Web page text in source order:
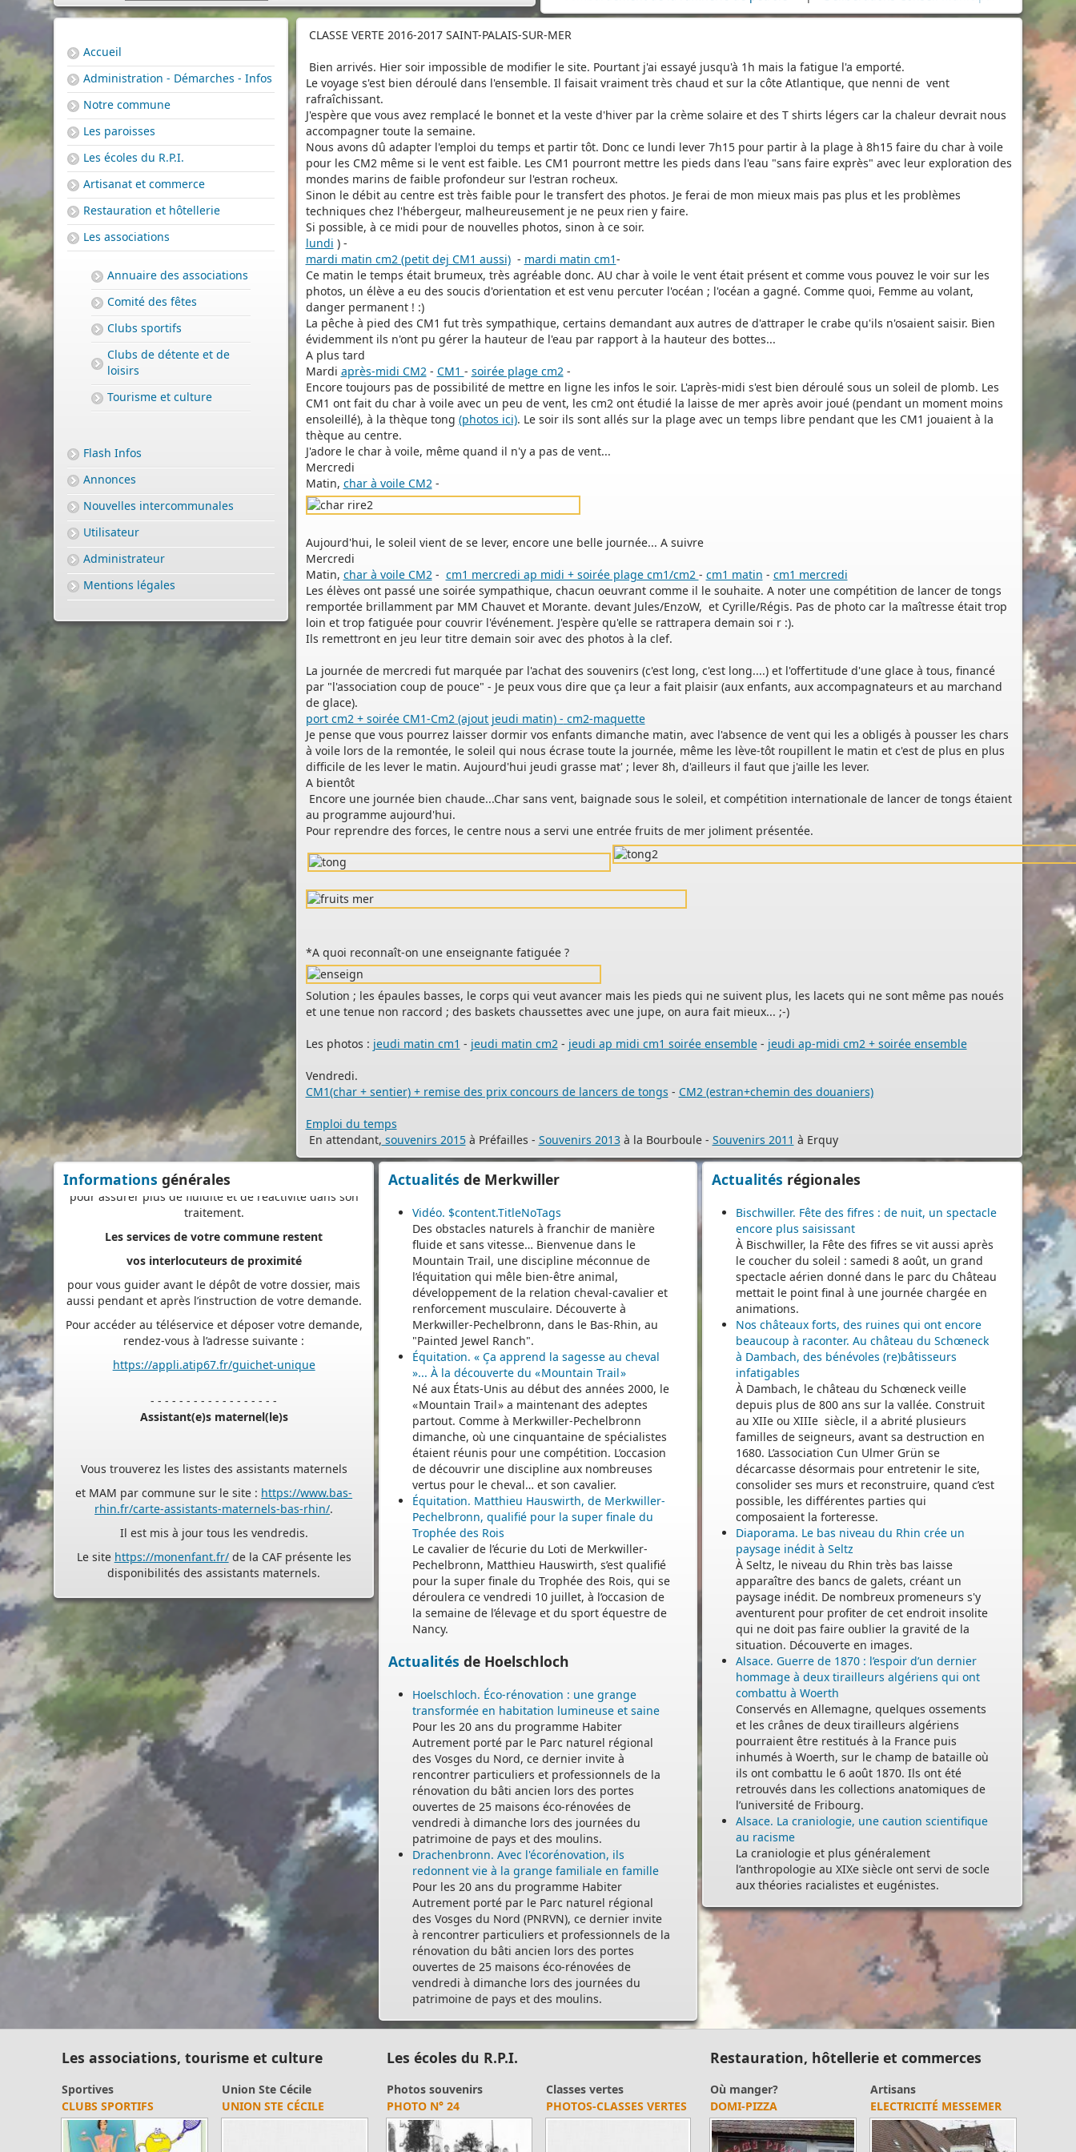
Accueil
Administration - Démarches - Infos
Notre commune
Les paroisses
Les écoles du R.P.I.
Artisanat et commerce
Restauration et hôtellerie
Les associations
Annuaire des associations
Comité des fêtes
Clubs sportifs
Clubs de détente et de
loisirs
Tourisme et culture
Flash Infos
Annonces
Nouvelles intercommunales
Utilisateur
Administrateur
Mentions légales
CLASSE VERTE 2016-2017 SAINT-PALAIS-SUR-MER
Bien arrivés. Hier soir impossible de modifier le site. Pourtant j'ai essayé jusqu'à 1h mais la fatigue l'a emporté.
Le voyage s'est bien déroulé dans l'ensemble. Il faisait vraiment très chaud et sur la côte Atlantique, que nenni de vent
rafraîchissant.
J'espère que vous avez remplacé le bonnet et la veste d'hiver par la crème solaire et des T shirts légers car la chaleur devrait nous
accompagner toute la semaine.
Nous avons dû adapter l'emploi du temps et partir tôt. Donc ce lundi lever 7h15 pour partir à la plage à 8h15 faire du char à voile
pour les CM2 même si le vent est faible. Les CM1 pourront mettre les pieds dans l'eau "sans faire exprès" avec leur exploration des
mondes marins de faible profondeur sur l'estran rocheux.
Sinon le débit au centre est très faible pour le transfert des photos. Je ferai de mon mieux mais pas plus et les problèmes
techniques chez l'hébergeur, malheureusement je ne peux rien y faire.
Si possible, à ce midi pour de nouvelles photos, sinon à ce soir.
lundi ) -
mardi matin cm2 (petit dej CM1 aussi)- mardi matin cm1-
Ce matin le temps était brumeux, très agréable donc. AU char à voile le vent était présent et comme vous pouvez le voir sur les
photos, un élève a eu des soucis d'orientation et est venu percuter l'océan ; l'océan a gagné. Comme quoi, Femme au volant,
danger permanent ! :)
La pêche à pied des CM1 fut très sympathique, certains demandant aux autres de d'attraper le crabe qu'ils n'osaient saisir. Bien
évidemment ils n'ont pu gérer la hauteur de l'eau par rapport à la hauteur des bottes...
A plus tard
Mardi après-midi CM2- CM1 - soirée plage cm2-
Encore toujours pas de possibilité de mettre en ligne les infos le soir. L'après-midi s'est bien déroulé sous un soleil de plomb. Les
CM1 ont fait du char à voile avec un peu de vent, les cm2 ont étudié la laisse de mer après avoir joué (pendant un moment moins
ensoleillé), à la thèque tong (photos ici). Le soir ils sont allés sur la plage avec un temps libre pendant que les CM1 jouaient à la
thèque au centre.
J'adore le char à voile, même quand il n'y a pas de vent...
Mercredi
Matin, char à voile CM2-
Aujourd'hui, le soleil vient de se lever, encore une belle journée... A suivre
Mercredi
Matin, char à voile CM2- cm1 mercredi ap midi + soirée plage cm1/cm2 - cm1 matin - cm1 mercredi
Les élèves ont passé une soirée sympathique, chacun oeuvrant comme il le souhaite. A noter une compétition de lancer de tongs
remportée brillamment par MM Chauvet et Morante. devant Jules/EnzoW, et Cyrille/Régis. Pas de photo car la maîtresse était trop
loin et trop fatiguée pour couvrir l'événement. J'espère qu'elle se rattrapera demain soi r :).
Ils remettront en jeu leur titre demain soir avec des photos à la clef.
La journée de mercredi fut marquée par l'achat des souvenirs (c'est long, c'est long....) et l'offertitude d'une glace à tous, financé
par "l'association coup de pouce" - Je peux vous dire que ça leur a fait plaisir (aux enfants, aux accompagnateurs et au marchand
de glace).
port cm2 + soirée CM1-Cm2 (ajout jeudi matin) - cm2-maquette
Je pense que vous pourrez laisser dormir vos enfants dimanche matin, avec l'absence de vent qui les a obligés à pousser les chars
à voile lors de la remontée, le soleil qui nous écrase toute la journée, même les lève-tôt roupillent le matin et c'est de plus en plus
difficile de les lever le matin. Aujourd'hui jeudi grasse mat' ; lever 8h, d'ailleurs il faut que j'aille les lever.
A bientôt
Encore une journée bien chaude...Char sans vent, baignade sous le soleil, et compétition internationale de lancer de tongs étaient
au programme aujourd'hui.
Pour reprendre des forces, le centre nous a servi une entrée fruits de mer joliment présentée.
*A quoi reconnaît-on une enseignante fatiguée ?
Solution ; les épaules basses, le corps qui veut avancer mais les pieds qui ne suivent plus, les lacets qui ne sont même pas noués
et une tenue non raccord ; des baskets chaussettes avec une jupe, on aura fait mieux... ;-)
Les photos : jeudi matin cm1 - jeudi matin cm2- jeudi ap midi cm1 soirée ensemble- jeudi ap-midi cm2 + soirée ensemble
Vendredi.
CM1(char + sentier) + remise des prix concours de lancers de tongs - CM2 (estran+chemin des douaniers)
Emploi du temps
En attendant, souvenirs 2015à Préfailles - Souvenirs 2013à la Bourboule - Souvenirs 2011 à Erquy
Informations générales
PERMIS DE CONSTRUIRE- DECLARATION PREALABLE
dorénavant en ligne
Depuis le 3 janvier 2022, vous pouvez profiter de lasaisine
par voie électronique (SVE)
pour déposer votredemande
d’autorisation d’urbanisme
(Permis de construire, d’aménager et de démolir,
déclaration préalable et certificat d’urbanisme) avec les
mêmes garanties de réception
et de prise en compte de votre dossier qu’un dépôt par
Nous vous proposons un téléservice, destiné aux
particuliers comme aux professionnels,
saisir et déposer toutes les pièces de votre dossier
directement en ligne,
à tout moment et où que vous soyez, dans le cadre
d’une démarche simplifiée.
Plus besoin d’imprimer vos demandes en de multiples
exemplaires, d’envoyer des plis en recommandé avec
accusé de réception
ou de vous déplacer aux horaires d’ouverture de votre
mairie : en déposant en ligne, vous réaliserez des
de frais d’envoi et de temps. Vous pouvez également
suivre en ligne l’avancement du traitement de votre
demande,
accéder aux courriers de la mairie, etc. Une fois déposée,
votre demande sera instruite de façon dématérialisée
pour assurer plus de fluidité et de réactivité dans son
traitement.
Les services de votre commune restent
aussi pendant et après l’instruction de votre demande.
Pour accéder au téléservice et déposer votre demande,
rendez-vous à l’adresse suivante :
https://appli.atip67.fr/guichet-unique
- - - - - - - - - - - - - - - - - -
rhin.fr/carte-assistants-maternels-bas-rhin/.
Il est mis à jour tous les vendredis.
disponibilités des assistants maternels.
- - - - - - - - - - - - - - - - - -
Permanence mairie
Le secrétariat est fermé le samedi matin.
Une permanence est assurée par le maire, sur rendez-
vous.
Actualités de Merkwiller
Vidéo. $content.TitleNoTags
Des obstacles naturels à franchir de manière
fluide et sans vitesse… Bienvenue dans le
Mountain Trail, une discipline méconnue de
l’équitation qui mêle bien-être animal,
développement de la relation cheval-cavalier et
renforcement musculaire. Découverte à
Merkwiller-Pechelbronn, dans le Bas-Rhin, au
"Painted Jewel Ranch".
Équitation. « Ça apprend la sagesse au cheval
»... À la découverte du « Mountain Trail »
Né aux États-Unis au début des années 2000, le
« Mountain Trail » a maintenant des adeptes
partout. Comme à Merkwiller-Pechelbronn
dimanche, où une cinquantaine de spécialistes
étaient réunis pour une compétition. L’occasion
de découvrir une discipline aux nombreuses
vertus pour le cheval… et son cavalier.
Équitation. Matthieu Hauswirth, de Merkwiller-
Pechelbronn, qualifié pour la super finale du
Trophée des Rois
Le cavalier de l’écurie du Loti de Merkwiller-
Pechelbronn, Matthieu Hauswirth, s’est qualifié
pour la super finale du Trophée des Rois, qui se
déroulera ce vendredi 10 juillet, à l’occasion de
la semaine de l’élevage et du sport équestre de
Nancy.
Actualités de Hoelschloch
Hoelschloch. Éco-rénovation : une grange
transformée en habitation lumineuse et saine
Pour les 20 ans du programme Habiter
Autrement porté par le Parc naturel régional
des Vosges du Nord, ce dernier invite à
rencontrer particuliers et professionnels de la
rénovation du bâti ancien lors des portes
ouvertes de 25 maisons éco-rénovées de
vendredi à dimanche lors des journées du
patrimoine de pays et des moulins.
Drachenbronn. Avec l'écorénovation, ils
redonnent vie à la grange familiale en famille
Pour les 20 ans du programme Habiter
Autrement porté par le Parc naturel régional
des Vosges du Nord (PNRVN), ce dernier invite
à rencontrer particuliers et professionnels de la
rénovation du bâti ancien lors des portes
ouvertes de 25 maisons éco-rénovées de
vendredi à dimanche lors des journées du
patrimoine de pays et des moulins.
Actualités régionales
Bischwiller. Fête des fifres : de nuit, un spectacle
encore plus saisissant
À Bischwiller, la Fête des fifres se vit aussi après
le coucher du soleil : samedi 8 août, un grand
spectacle aérien donné dans le parc du Château
mettait le point final à une journée chargée en
animations.
Nos châteaux forts, des ruines qui ont encore
beaucoup à raconter. Au château du Schœneck
à Dambach, des bénévoles (re)bâtisseurs
infatigables
À Dambach, le château du Schœneck veille
depuis plus de 800 ans sur la vallée. Construit
au XIIe ou XIIIe siècle, il a abrité plusieurs
familles de seigneurs, avant sa destruction en
1680. L’association Cun Ulmer Grün se
décarcasse désormais pour entretenir le site,
consolider ses murs et reconstruire, quand c’est
possible, les différentes parties qui
composaient la forteresse.
Diaporama. Le bas niveau du Rhin crée un
paysage inédit à Seltz
À Seltz, le niveau du Rhin très bas laisse
apparaître des bancs de galets, créant un
paysage inédit. De nombreux promeneurs s'y
aventurent pour profiter de cet endroit insolite
qui ne doit pas faire oublier la gravité de la
situation. Découverte en images.
Alsace. Guerre de 1870 : l’espoir d’un dernier
hommage à deux tirailleurs algériens qui ont
combattu à Woerth
Conservés en Allemagne, quelques ossements
et les crânes de deux tirailleurs algériens
pourraient être restitués à la France puis
inhumés à Woerth, sur le champ de bataille où
ils ont combattu le 6 août 1870. Ils ont été
retrouvés dans les collections anatomiques de
l’université de Fribourg.
Alsace. La craniologie, une caution scientifique
au racisme
La craniologie et plus généralement
l’anthropologie au XIXe siècle ont servi de socle
aux théories racialistes et eugénistes.
Les associations, tourisme et culture
Sportives
CLUBS SPORTIFS
Union Ste Cécile
UNION STE CÉCILE
Les écoles du R.P.I.
Photos souvenirs
PHOTO N° 24
Classes vertes
PHOTOS-CLASSES VERTES
Restauration, hôtellerie et commerces
Où manger?
DOMI-PIZZA
Artisans
ELECTRICITÉ MESSEMER